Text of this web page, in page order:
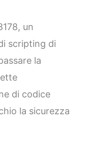
un
scripting di
la
di codice
la sicurezza